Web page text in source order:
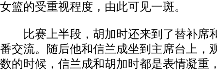
女篮的受重视程度，由此可见一斑。
比赛上半段，胡加时还来到了替补席
番交流。随后他和信兰成坐到主席台上，
数的时候，信兰成和胡加时都是表情凝重